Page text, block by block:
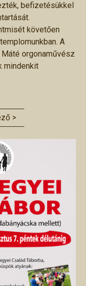
befizetésükkel
követően
A
orgonaművész
mindenkit
>